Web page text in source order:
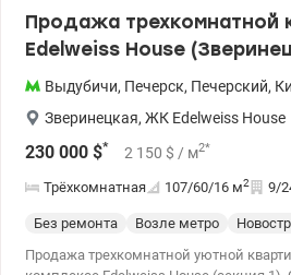
Продажа трехкомнатной
Edelweiss House
Выдубичи, Печерск, Печерский,
Зверинецкая, ЖК Edelweiss House
230 000 $* 2 150 $ / м2*
Трёхкомнатная 107/60/16 м2 9/
Без ремонта Возле метро
Продажа трехкомнатной уютной